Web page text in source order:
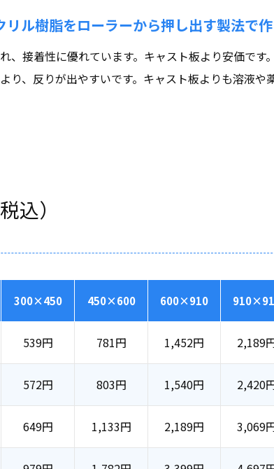
ル樹脂をローラーから押し出す製法で作
接着性に優れています。キャスト板より安価です
、反りが出やすいです。キャスト板よりも溶液や
込）
300×450 450×600 600×910
539円 781円 1,452円 2,189
572円 803円 1,540円 2,420
649円 1,133円 2,189円 3,069